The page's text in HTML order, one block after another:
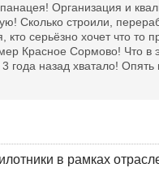
Организация и
Сколько строили,
серьёзно хочет что то
Красное Сормово! Что в
года назад хватало!
в рамках